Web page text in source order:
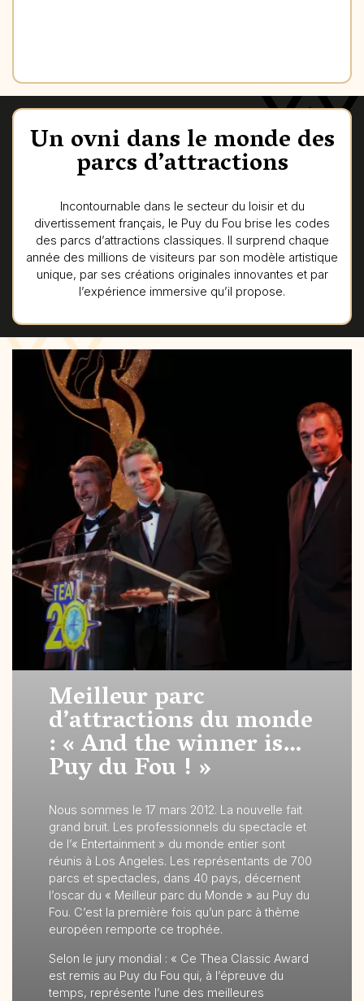
Un ovni dans le monde des
parcs d’attractions
Incontournable dans le secteur du loisir et du
divertissement français, le Puy du Fou brise les codes
des parcs d’attractions classiques. Il surprend chaque
année des millions de visiteurs par son modèle artistique
unique, par ses créations originales innovantes et par
l’expérience immersive qu’il propose.
Meilleur parc
d’attractions du monde
: « And the winner is…
Puy du Fou ! »
Nous sommes le 17 mars 2012. La nouvelle fait
grand bruit. Les professionnels du spectacle et
de l’« Entertainment » du monde entier sont
réunis à Los Angeles. Les représentants de 700
parcs et spectacles, dans 40 pays, décernent
l’oscar du « Meilleur parc du Monde » au Puy du
Fou. C’est la première fois qu’un parc à thème
européen remporte ce trophée.
Selon le jury mondial : « Ce Thea Classic Award
est remis au Puy du Fou qui, à l’épreuve du
temps, représente l’une des meilleures